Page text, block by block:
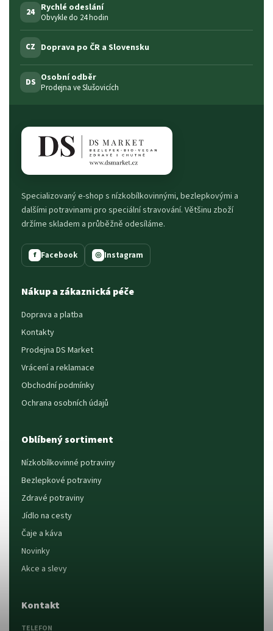
24 Rychlé odeslání
Obvykle do 24 hodin
CZ Doprava po ČR a Slovensku
DS Osobní odběr
Prodejna ve Slušovicích
Specializovaný e-shop s nízkobílkovinnými, bezlepkovými a
dalšími potravinami pro speciální stravování. Většinu zboží
držíme skladem a průběžně odesíláme.
f Facebook ◎ Instagram
Nákup a zákaznická péče
Doprava a platba
Kontakty
Prodejna DS Market
Vrácení a reklamace
Obchodní podmínky
Ochrana osobních údajů
Oblíbený sortiment
Nízkobílkovinné potraviny
Bezlepkové potraviny
Zdravé potraviny
Jídlo na cesty
Čaje a káva
Novinky
Akce a slevy
Kontakt
TELEFON